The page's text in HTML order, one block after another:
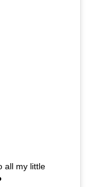
all my little